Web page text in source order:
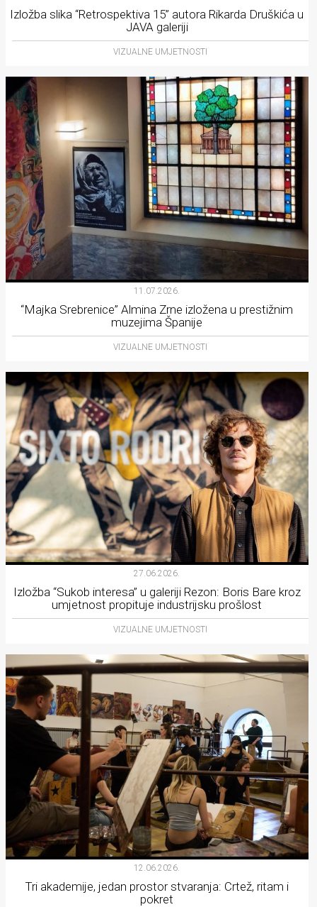
Izložba slika “Retrospektiva 15” autora Rikarda Druškića u
JAVA galeriji
VIZUALNE UMJETNOSTI
11.07.2026.
“Majka Srebrenice” Almina Zrne izložena u prestižnim
muzejima Španije
VIZUALNE UMJETNOSTI
27.06.2026.
Izložba “Sukob interesa” u galeriji Rezon: Boris Bare kroz
umjetnost propituje industrijsku prošlost
VIZUALNE UMJETNOSTI
12.06.2026.
Tri akademije, jedan prostor stvaranja: Crtež, ritam i
pokret